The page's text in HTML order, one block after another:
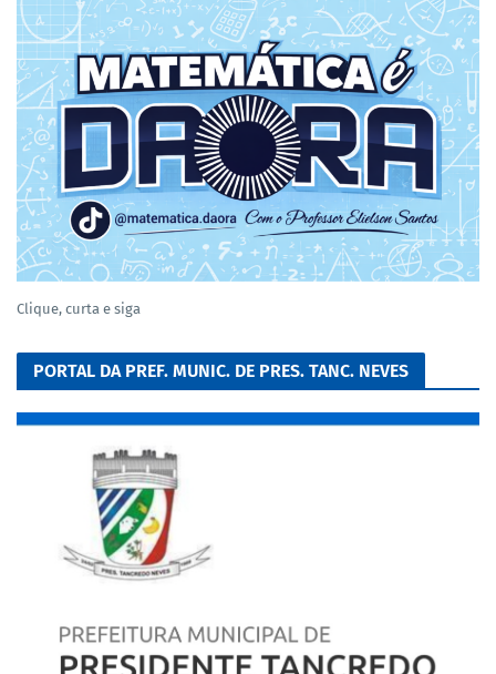
Clique, curta e siga
PORTAL DA PREF. MUNIC. DE PRES. TANC. NEVES